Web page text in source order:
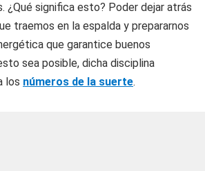
¿Qué significa esto? Poder dejar atrás
traemos en la espalda y prepararnos
que garantice buenos
sea posible, dicha disciplina
los números de la suerte.